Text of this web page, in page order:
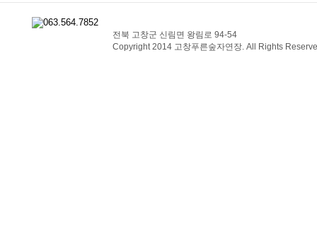
전북 고창군 신림면 왕림로 94-54
Copyright 2014 고창푸른숲자연장. All Rights